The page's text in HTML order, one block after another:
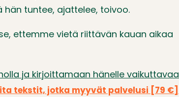
tuntee, ajattelee, toivoo.
ettemme vietä riittävän kauan aikaa
ja kirjoittamaan hänelle vaikuttavaa
tekstit, jotka myyvät palvelusi [79 €]